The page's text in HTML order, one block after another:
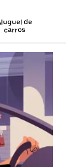
de
carros